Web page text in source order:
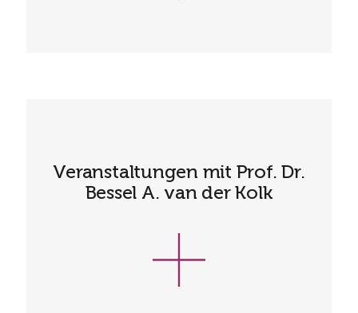
Veranstaltungen mit Prof. Dr.
Bessel A. van der Kolk